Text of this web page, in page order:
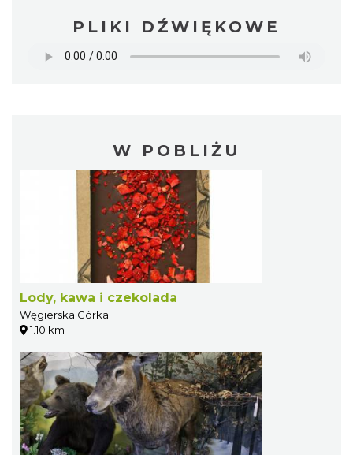
PLIKI DŹWIĘKOWE
W POBLIŻU
Lody, kawa i czekolada
Węgierska Górka
1.10 km